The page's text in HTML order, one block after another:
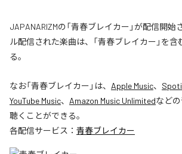
JAPANARIZMの「青春ブレイカー」が配信開
ル配信された楽曲は、「青春ブレイカー」を含
る。
なお「青春ブレイカー 」は、 Apple Music、
YouTube Music、 Amazon Music Unlimitedなど
聴くことができる。
各配信サービス： 青春ブレイカー